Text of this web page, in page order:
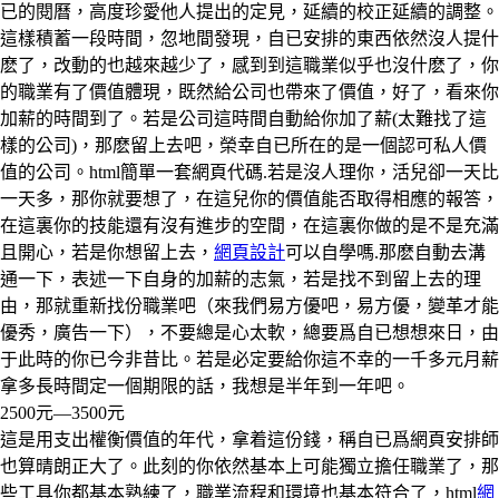
已的閱曆，高度珍愛他人提出的定見，延續的校正延續的調整。
這樣積蓄一段時間，忽地間發現，自已安排的東西依然沒人提什
麽了，改動的也越來越少了，感到到這職業似乎也沒什麽了，你
的職業有了價值體現，既然給公司也帶來了價值，好了，看來你
加薪的時間到了。若是公司這時間自動給你加了薪(太難找了這
樣的公司)，那麽留上去吧，榮幸自已所在的是一個認可私人價
值的公司。html簡單一套網頁代碼.若是沒人理你，活兒卻一天比
一天多，那你就要想了，在這兒你的價值能否取得相應的報答，
在這裏你的技能還有沒有進步的空間，在這裏你做的是不是充滿
且開心，若是你想留上去， 網頁設計可以自學嗎.那麽自動去溝
通一下，表述一下自身的加薪的志氣，若是找不到留上去的理
由，那就重新找份職業吧（來我們易方優吧，易方優，變革才能
優秀，廣告一下），不要總是心太軟，總要爲自已想想來日，由
于此時的你已今非昔比。若是必定要給你這不幸的一千多元月薪
拿多長時間定一個期限的話，我想是半年到一年吧。
2500元—3500元
這是用支出權衡價值的年代，拿着這份錢，稱自已爲網頁安排師
也算晴朗正大了。此刻的你依然基本上可能獨立擔任職業了，那
些工具你都基本熟練了，職業流程和環境也基本符合了，html網